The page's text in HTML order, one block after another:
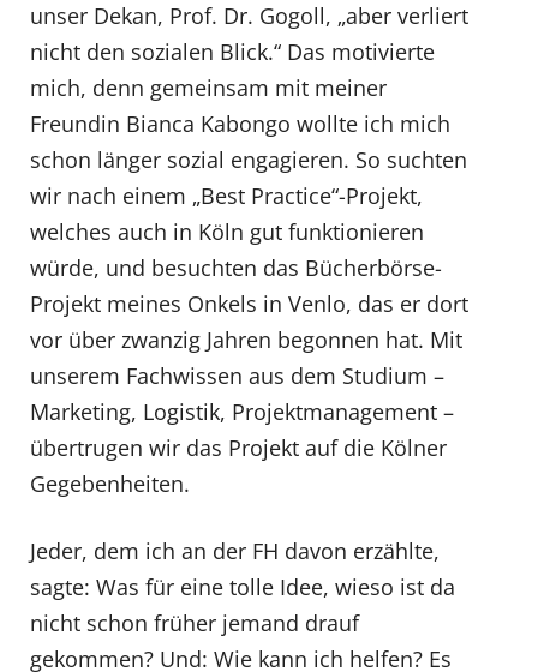
unser Dekan, Prof. Dr. Gogoll, „aber verliert
nicht den sozialen Blick.“ Das motivierte
mich, denn gemeinsam mit meiner
Freundin Bianca Kabongo wollte ich mich
schon länger sozial engagieren. So suchten
wir nach einem „Best Practice“-Projekt,
welches auch in Köln gut funktionieren
würde, und besuchten das Bücherbörse-
Projekt meines Onkels in Venlo, das er dort
vor über zwanzig Jahren begonnen hat. Mit
unserem Fachwissen aus dem Studium –
Marketing, Logistik, Projektmanagement –
übertrugen wir das Projekt auf die Kölner
Gegebenheiten.
Jeder, dem ich an der FH davon erzählte,
sagte: Was für eine tolle Idee, wieso ist da
nicht schon früher jemand drauf
gekommen? Und: Wie kann ich helfen? Es